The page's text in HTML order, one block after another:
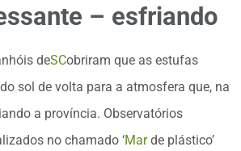
– esfriando
deSCobriram que as estufas
sol de volta para a atmosfera que, na
a província. Observatórios
no chamado ‘Marde plástico’